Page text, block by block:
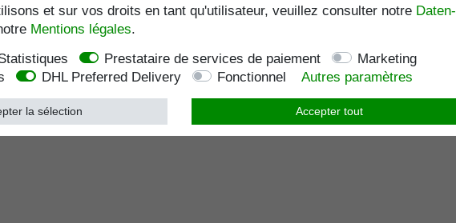
et sur vos droits en tant qu'utilisateur, veuillez consulter notre Daten­
Mentions légales.
Prestataire de services de paiement
Marketing
DHL Preferred Delivery Fonctionnel Autres paramètres
Accepter tout
la sélection